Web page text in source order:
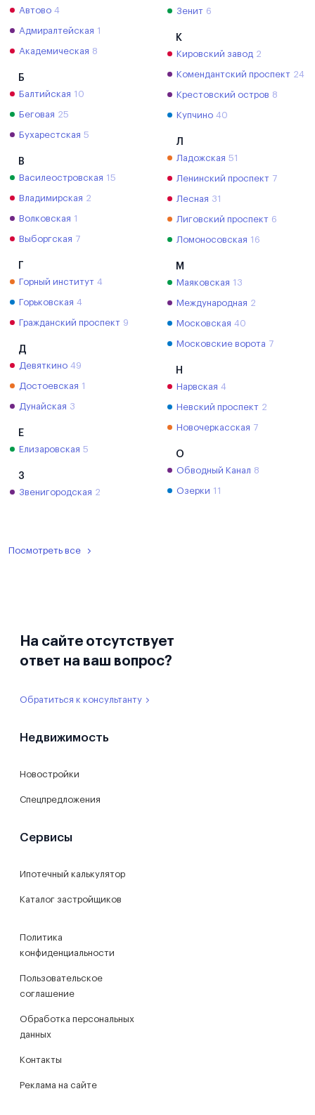
Автово 4
Адмиралтейская 1
Академическая 8
Б
Балтийская 10
Беговая 25
Бухарестская 5
В
Василеостровская 15
Владимирская 2
Волковская 1
Выборгская 7
Г
Горный институт 4
Горьковская 4
Гражданский проспект 9
Д
Девяткино 49
Достоевская 1
Дунайская 3
Е
Елизаровская 5
З
Звенигородская 2
Зенит 6
К
Кировский завод 2
Комендантский проспект 24
Крестовский остров 8
Купчино 40
Л
Ладожская 51
Ленинский проспект 7
Лесная 31
Лиговский проспект 6
Ломоносовская 16
М
Маяковская 13
Международная 2
Московская 40
Московские ворота 7
Н
Нарвская 4
Невский проспект 2
Новочеркасская 7
О
Обводный Канал 8
Озерки 11
Посмотреть все
На сайте отсутствует
ответ на ваш вопрос?
Обратиться к консультанту
Недвижимость
Новостройки
Спецпредложения
Сервисы
Ипотечный калькулятор
Каталог застройщиков
Политика
конфиденциальности
Пользовательское
соглашение
Обработка персональных
данных
Контакты
Реклама на сайте